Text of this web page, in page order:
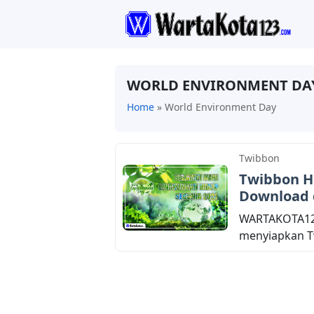
WORLD ENVIRONMENT
Home » World Environment Day
Twibbon
Twibbon
Download
menyiapkan